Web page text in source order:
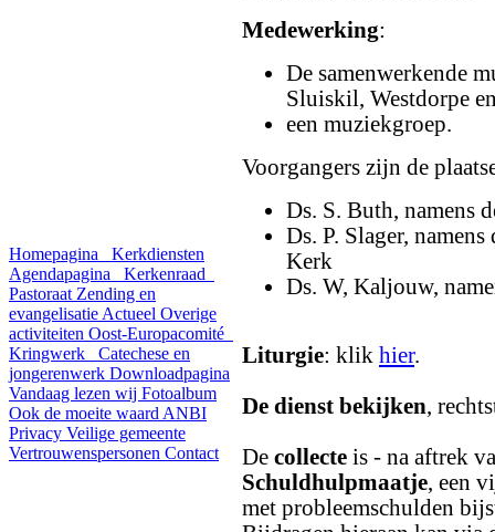
Homepagina
Kerkdiensten
Agendapagina
Kerkenraad
Pastoraat Zending en
evangelisatie Actueel Overige
activiteiten Oost-Europacomité
Kringwerk
Catechese en
jongerenwerk Downloadpagina
Vandaag lezen wij Fotoalbum
Ook de moeite waard ANBI
Privacy Veilige gemeente
Vertrouwenspersonen Contact
Medewerking:
De samenwerkende
Sluiskil, Westdorpe
een muziekgroep.
Voorgangers zijn de
Ds. S. Buth, namens
Ds. P. Slager,
Kerk
Ds. W, Kaljouw,
Liturgie: klik hier.
De dienst bekijken,
De collecte is - na aftrek
Schuldhulpmaatje, een
met probleemschulden